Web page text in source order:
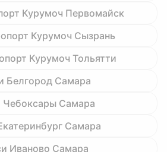
Курумоч Первомайск
Курумоч Сызрань
Курумоч Тольятти
Белгород Самара
Чебоксары Самара
Самара
Иваново Самара